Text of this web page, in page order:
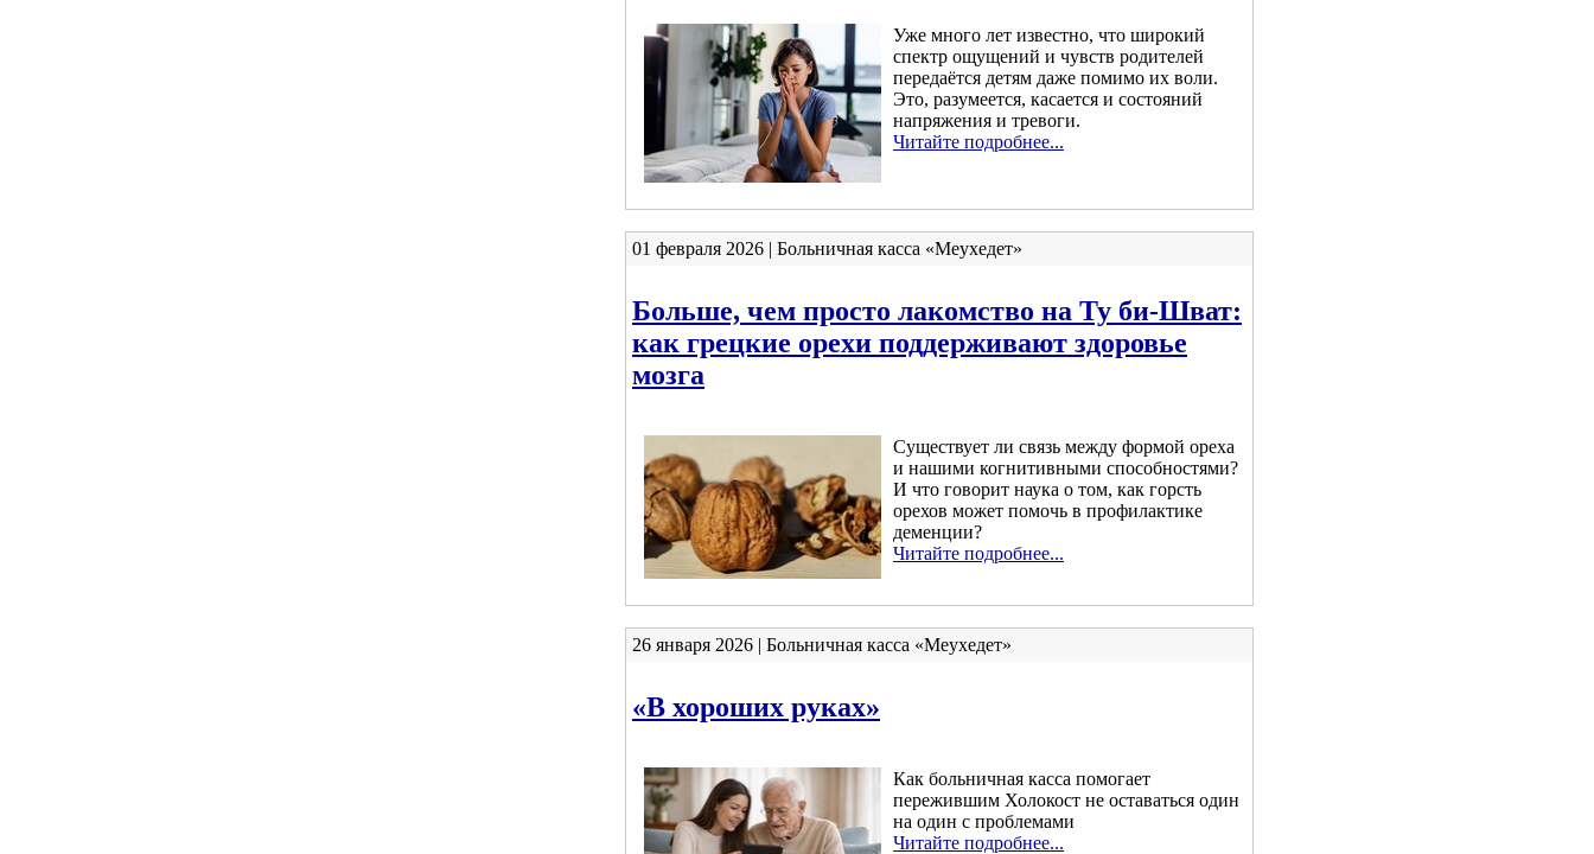
Уже много лет известно, что широкий
спектр ощущений и чувств родителей
передаётся детям даже помимо их воли.
Это, разумеется, касается и состояний
напряжения и тревоги.
Читайте подробнее...
01 февраля 2026 | Больничная касса «Меухедет»
Больше, чем просто лакомство на Ту би-Шват:
как грецкие орехи поддерживают здоровье
мозга
Существует ли связь между формой ореха
и нашими когнитивными способностями?
И что говорит наука о том, как горсть
орехов может помочь в профилактике
деменции?
Читайте подробнее...
26 января 2026 | Больничная касса «Меухедет»
«В хороших руках»
Как больничная касса помогает
пережившим Холокост не оставаться один
на один с проблемами
Читайте подробнее...